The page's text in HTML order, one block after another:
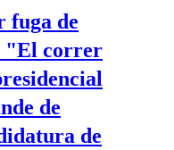
fuga de
"El correr
de
de